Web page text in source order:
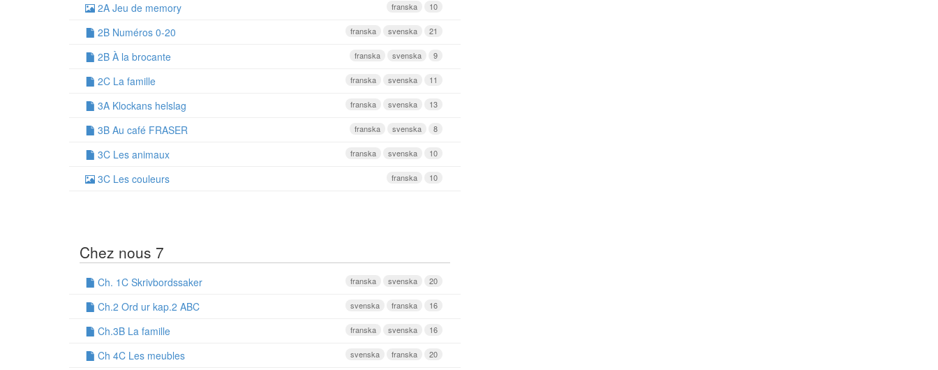
10
franska
2A Jeu de memory
21
svenska
franska
2B Numéros 0-20
9
svenska
franska
2B À la brocante
11
svenska
franska
2C La famille
13
svenska
franska
3A Klockans helslag
8
svenska
franska
3B Au café FRASER
10
svenska
franska
3C Les animaux
10
franska
3C Les couleurs
Chez nous 7
20
svenska
franska
Ch. 1C Skrivbordssaker
16
franska
svenska
Ch.2 Ord ur kap.2 ABC
16
svenska
franska
Ch.3B La famille
20
franska
svenska
Ch 4C Les meubles